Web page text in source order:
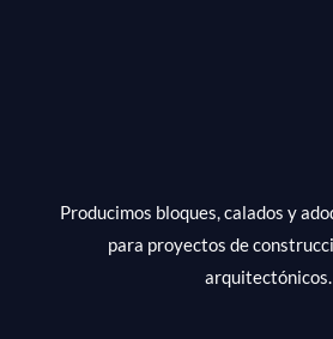
Producimos bloques, calados y
para proyectos de
arquitectónicos.